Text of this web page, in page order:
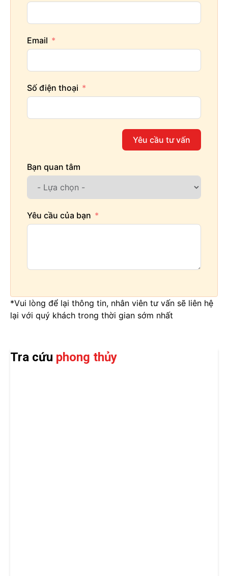
Email
Số điện thoại
Yêu cầu tư vấn
Bạn quan tâm
Yêu cầu của bạn
*Vui lòng để lại thông tin, nhân viên tư vấn sẽ liên hệ
lại với quý khách trong thời gian sớm nhất
Tra cứu phong thủy